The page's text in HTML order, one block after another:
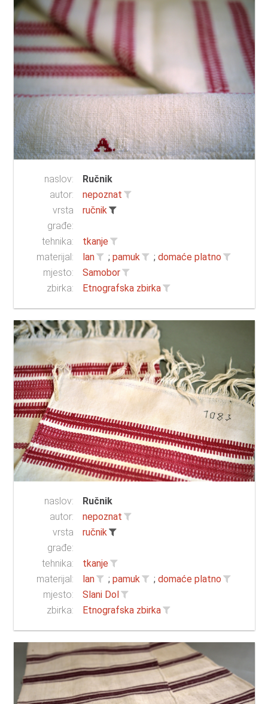
naslov:
Ručnik
autor:
nepoznat
vrsta
građe:
ručnik
tehnika:
tkanje
materijal:
lan ; pamuk ; domaće platno
mjesto:
Samobor
zbirka:
Etnografska zbirka
naslov:
Ručnik
autor:
nepoznat
vrsta
građe:
ručnik
tehnika:
tkanje
materijal:
lan ; pamuk ; domaće platno
mjesto:
Slani Dol
zbirka:
Etnografska zbirka